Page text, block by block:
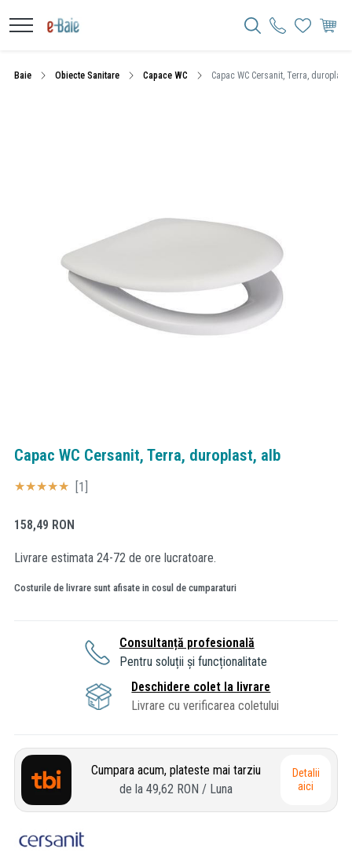
Baie Obiecte Sanitare Capace WC Capac WC Cersanit, Terra,
Capac WC Cersanit, Terra, duroplast, alb
[1]
158,49 RON
Livrare estimata 24-72 de ore lucratoare.
Costurile de livrare sunt afisate in cosul de cumparaturi
Consultanță profesională
Pentru soluții și funcționalitate
Deschidere colet la livrare
Livrare cu verificarea coletului
Cumpara acum, plateste mai tarziu
de la 49,62 RON / Luna
Detalii
aici